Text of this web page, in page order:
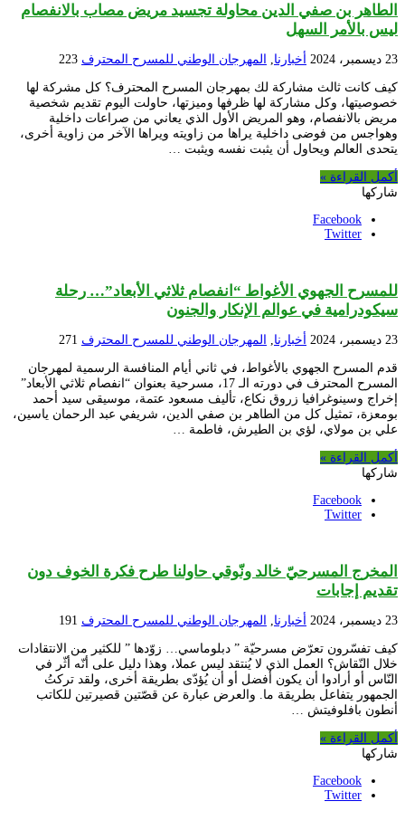
الطاهر بن صفي الدين محاولة تجسيد مريض مصاب بالانفصام
ليس بالأمر السهل
23 ديسمبر، 2024 أخبارنا, المهرجان الوطني للمسرح المحترف 223
كيف كانت ثالث مشاركة لك بمهرجان المسرح المحترف؟ كل مشركة لها
خصوصيتها، وكل مشاركة لها ظرفها وميزتها، حاولت اليوم تقديم شخصية
مريض بالانفصام، وهو المريض الأول الذي يعاني من صراعات داخلية
وهواجس من فوضى داخلية يراها من زاويته ويراها الآخر من زاوية أخرى،
يتحدى العالم ويحاول أن يثبت نفسه ويثبت …
أكمل القراءة »
شاركها
Facebook
Twitter
للمسرح الجهوي الأغواط “انفصام ثلاثي الأبعاد”… رحلة
سيكودرامية في عوالم الإنكار والجنون
23 ديسمبر، 2024 أخبارنا, المهرجان الوطني للمسرح المحترف 271
قدم المسرح الجهوي بالأغواط، في ثاني أيام المنافسة الرسمية لمهرجان
المسرح المحترف في دورته الـ 17، مسرحية بعنوان “انفصام ثلاثي الأبعاد”
إخراج وسينوغرافيا زروق نكاع، تأليف مسعود عتمة، موسيقى سيد أحمد
بومعزة، تمثيل كل من الطاهر بن صفي الدين، شريفي عبد الرحمان ياسين،
علي بن مولاي، لؤي بن الطيرش، فاطمة …
أكمل القراءة »
شاركها
Facebook
Twitter
المخرج المسرحيّ خالد ونّوقي حاولنا طرح فكرة الخوف دون
تقديم إجابات
23 ديسمبر، 2024 أخبارنا, المهرجان الوطني للمسرح المحترف 191
كيف تفسّرون تعرّض مسرحيّة ” دبلوماسي… زوّدها ” للكثير من الانتقادات
خلال النّقاش؟ العمل الذي لا يُنتقد ليس عملا، وهذا دليل على أنّه أثّر في
النّاس أو أرادوا أن يكون أفضل أو أن يُؤدّى بطريقة أخرى، ولقد تركتُ
الجمهور يتفاعل بطريقة ما. والعرض عبارة عن قصّتين قصيرتين للكاتب
أنطون بافلوفيتش …
أكمل القراءة »
شاركها
Facebook
Twitter